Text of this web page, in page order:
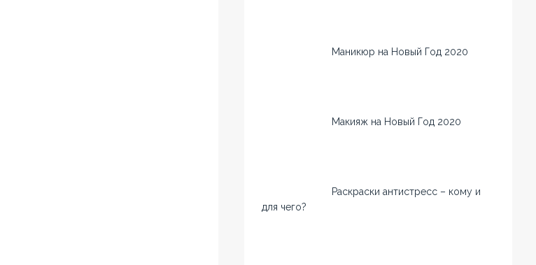
Маникюр на Новый Год 2020
Макияж на Новый Год 2020
Раскраски антистресс – кому и
для чего?